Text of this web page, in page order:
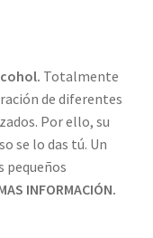
Totalmente
de diferentes
Por ello, su
se lo das tú. Un
pequeños
INFORMACIÓN.